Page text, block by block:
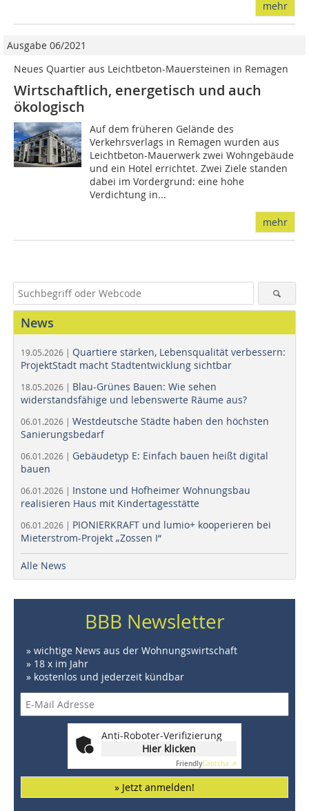
mehr
Ausgabe 06/2021
Neues Quartier aus Leichtbeton-Mauersteinen in Remagen
Wirtschaftlich, energetisch und auch
ökologisch
Auf dem früheren Gelände des
Verkehrsverlags in Remagen wurden aus
Leichtbeton-Mauerwerk zwei Wohngebäude
und ein Hotel errichtet. Zwei Ziele standen
dabei im Vordergrund: eine hohe
Verdichtung in...
mehr
News
19.05.2026 | Quartiere stärken, Lebensqualität verbessern:
ProjektStadt macht Stadtentwicklung sichtbar
18.05.2026 | Blau-Grünes Bauen: Wie sehen
widerstandsfähige und lebenswerte Räume aus?
06.01.2026 | Westdeutsche Städte haben den höchsten
Sanierungsbedarf
06.01.2026 | Gebäudetyp E: Einfach bauen heißt digital
bauen
06.01.2026 | Instone und Hofheimer Wohnungsbau
realisieren Haus mit Kindertagesstätte
06.01.2026 | PIONIERKRAFT und lumio+ kooperieren bei
Mieterstrom-Projekt „Zossen I“
Alle News
BBB Newsletter
» wichtige News aus der Wohnungswirtschaft
» 18 x im Jahr
» kostenlos und jederzeit kündbar
Anti-Roboter-Verifizierung
Hier klicken
FriendlyCaptcha ⇗
» Jetzt anmelden!